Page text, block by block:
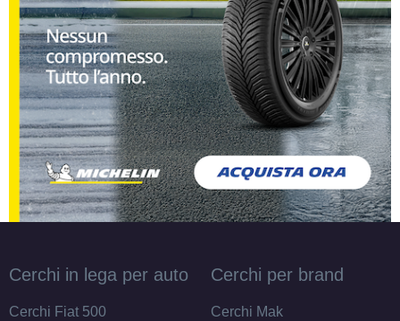
Cerchi in lega per auto
Cerchi Fiat 500
Cerchi per brand
Cerchi Mak